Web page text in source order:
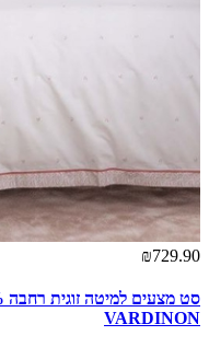
₪729.90
VARDINON